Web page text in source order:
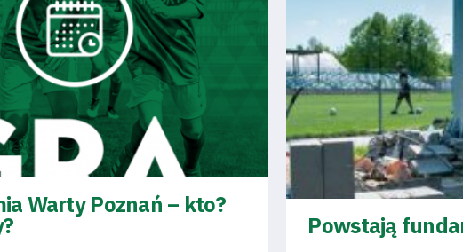
Warty Poznań – kto?
Powstają